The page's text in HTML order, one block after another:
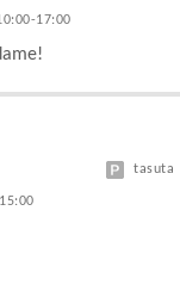
17:00
tasuta